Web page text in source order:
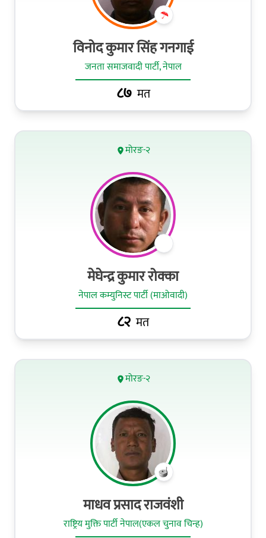
विनोद कुमार सिंह गनगाई
जनता समाजवादी पार्टी, नेपाल
८७ मत
मोरङ-२
मेघेन्द्र कुमार रोक्का
नेपाल कम्युनिस्ट पार्टी (माओवादी)
८२ मत
मोरङ-२
माधव प्रसाद राजवंशी
राष्ट्रिय मुक्ति पार्टी नेपाल(एकल चुनाव चिन्ह)